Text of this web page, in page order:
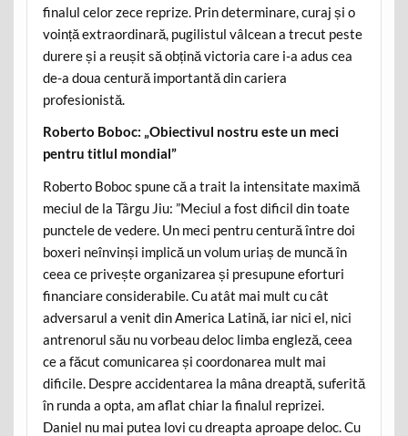
finalul celor zece reprize. Prin determinare, curaj și o
voință extraordinară, pugilistul vâlcean a trecut peste
durere și a reușit să obțină victoria care i-a adus cea
de-a doua centură importantă din cariera
profesionistă.
Roberto Boboc: „Obiectivul nostru este un meci
pentru titlul mondial”
Roberto Boboc spune că a trait la intensitate maximă
meciul de la Târgu Jiu: ”Meciul a fost dificil din toate
punctele de vedere. Un meci pentru centură între doi
boxeri neînvinși implică un volum uriaș de muncă în
ceea ce privește organizarea și presupune eforturi
financiare considerabile. Cu atât mai mult cu cât
adversarul a venit din America Latină, iar nici el, nici
antrenorul său nu vorbeau deloc limba engleză, ceea
ce a făcut comunicarea și coordonarea mult mai
dificile. Despre accidentarea la mâna dreaptă, suferită
în runda a opta, am aflat chiar la finalul reprizei.
Daniel nu mai putea lovi cu dreapta aproape deloc. Cu